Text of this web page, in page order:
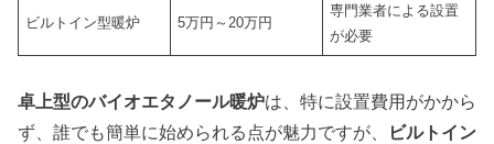
ビルトイン型暖炉 5万円～20万円
専門業者による設置
が必要
卓上型のバイオエタノール暖炉は、特に設置費用がかから
ず、誰でも簡単に始められる点が魅力ですが、
ビルトイン